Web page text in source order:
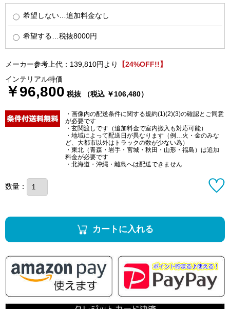
希望しない…追加料金なし
希望する…税抜8000円
メーカー参考上代：139,810円より
【24%OFF!!】
インテリアル特価
￥96,800 税抜 （税込 ￥106,480）
・画像内の配送条件に関する規約(1)(2)(3)の確認とご同意
が必要です
・玄関渡しです（追加料金で室内搬入も対応可能）
・地域によって配送日が異なります（例…火・金のみな
ど、大都市以外はトラックの数が少ない為）
・東北（青森・岩手・宮城・秋田・山形・福島）は追加
料金が必要です
・北海道・沖縄・離島へは配送できません
数量：
カートに入れる